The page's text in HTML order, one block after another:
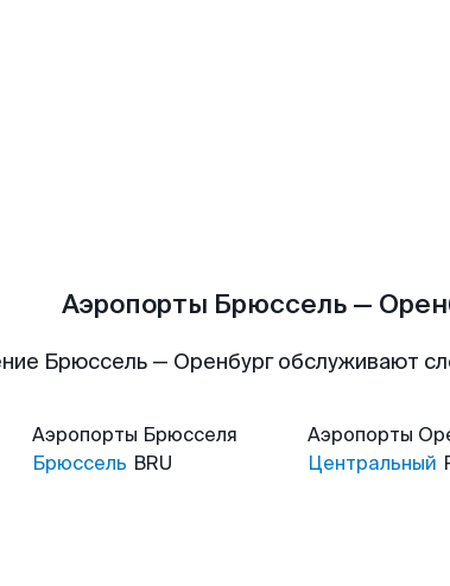
Аэропорты Брюссель —
Брюссель — Оренбург обслуживают
Аэропорты Брюсселя
Брюссель BRU
Аэропорты
Центральный